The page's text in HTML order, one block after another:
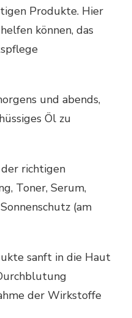
Produkte. Hier
können, das
und abends,
Öl zu
richtigen
Toner, Serum,
(am
sanft in die Haut
der Wirkstoffe